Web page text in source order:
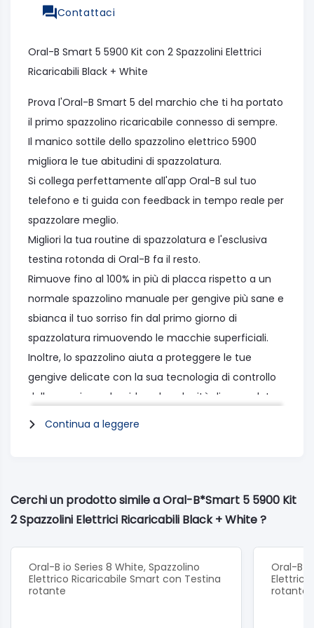
Contattaci
Oral-B Smart 5 5900 Kit con 2 Spazzolini Elettrici
Ricaricabili Black + White
Prova l'Oral-B Smart 5 del marchio che ti ha portato
il primo spazzolino ricaricabile connesso di sempre.
Il manico sottile dello spazzolino elettrico 5900
migliora le tue abitudini di spazzolatura.
Si collega perfettamente all'app Oral-B sul tuo
telefono e ti guida con feedback in tempo reale per
spazzolare meglio.
Migliori la tua routine di spazzolatura e l'esclusiva
testina rotonda di Oral-B fa il resto.
Rimuove fino al 100% in più di placca rispetto a un
normale spazzolino manuale per gengive più sane e
sbianca il tuo sorriso fin dal primo giorno di
spazzolatura rimuovendo le macchie superficiali.
Inoltre, lo spazzolino aiuta a proteggere le tue
gengive delicate con la sua tecnologia di controllo
della pressione che riduce la velocità di spazzolatura
e ti avverte se stai spazzolando troppo forte.
Non c'è da stupirsi che Oral-B sia il marchio numero
uno consigliato dai dentisti di tutto il mondo.
40.000 pulsazioni/min e 8.800 movimenti
Continua a leggere
Cerchi un prodotto simile a Oral-B*Smart 5 5900 Kit
2 Spazzolini Elettrici Ricaricabili Black + White ?
Oral-B io Series 8 White, Spazzolino
Elettrico Ricaricabile Smart con Testina
rotante
Oral-B
rotante